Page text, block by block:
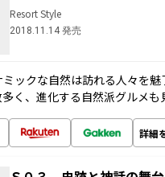
Resort Style
2018.11.14 発売
ックな自然は訪れる人々を魅
く、進化する自然派グルメも
詳細